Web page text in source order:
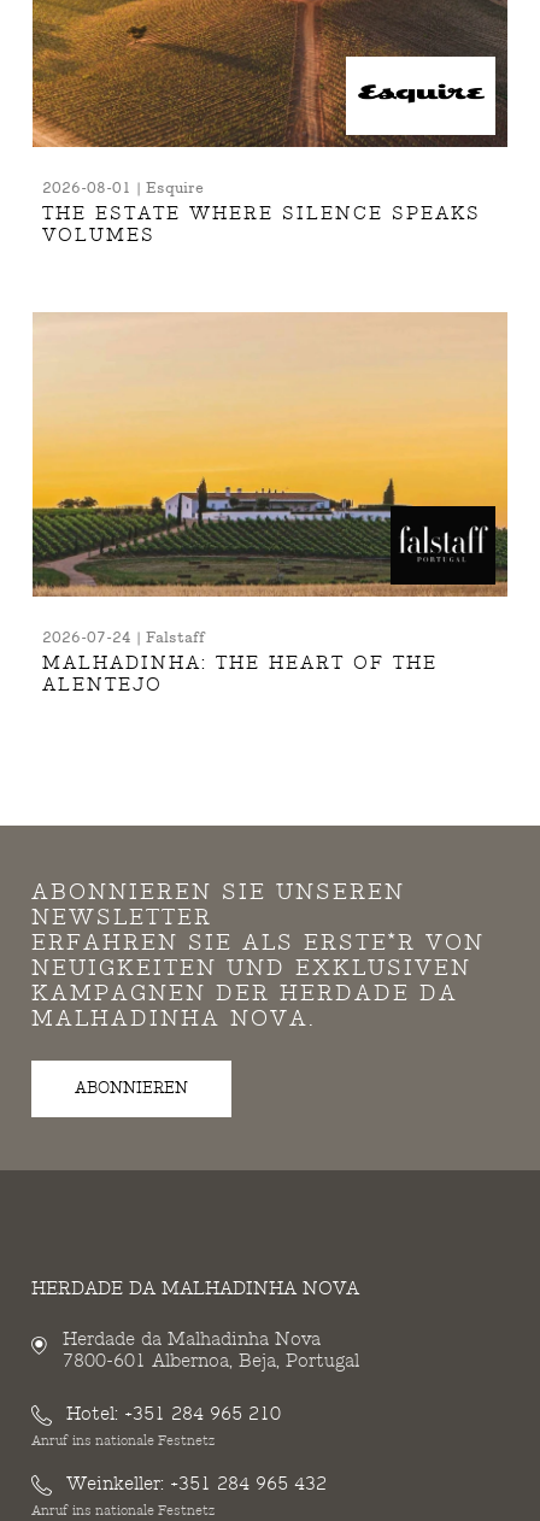
2026-08-01 | Esquire
THE ESTATE WHERE SILENCE SPEAKS
VOLUMES
2026-07-24 | Falstaff
MALHADINHA: THE HEART OF THE
ALENTEJO
ABONNIEREN SIE UNSEREN
NEWSLETTER
ERFAHREN SIE ALS ERSTE*R VON
NEUIGKEITEN UND EXKLUSIVEN
KAMPAGNEN DER HERDADE DA
MALHADINHA NOVA.
ABONNIEREN
HERDADE DA MALHADINHA NOVA
Herdade da Malhadinha Nova
7800-601 Albernoa, Beja, Portugal
Hotel: +351 284 965 210
Anruf ins nationale Festnetz
Weinkeller: +351 284 965 432
Anruf ins nationale Festnetz